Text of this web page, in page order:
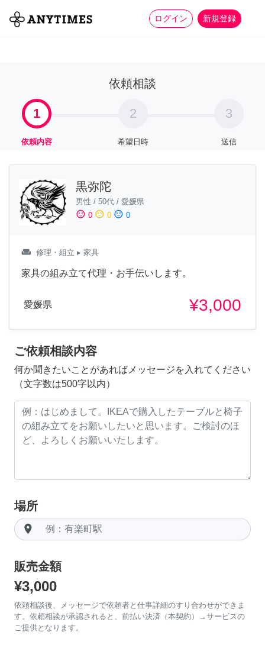
ログイン 新規登録
全て 家事 more_horiz
依頼相談
1
依頼内容
2
希望日時
3
送信
黒弥陀
男性 / 50代 / 愛媛県
sentiment_satisfied 0 sentiment_neutral 0 sentiment_dissatisfied 0
weekend 修理・組立 ▸ 家具
家具の組み立て代理・お手伝いします。
愛媛県 ¥3,000
ご依頼相談内容
何か聞きたいことがあればメッセージを入れてください
（文字数は500字以内）
場所
room
販売金額
¥3,000
依頼相談後、メッセージで依頼者と仕事詳細のすり合わせができま
す。依頼相談が承認されると、前払い決済（本契約）→サービスの
ご提供となります。